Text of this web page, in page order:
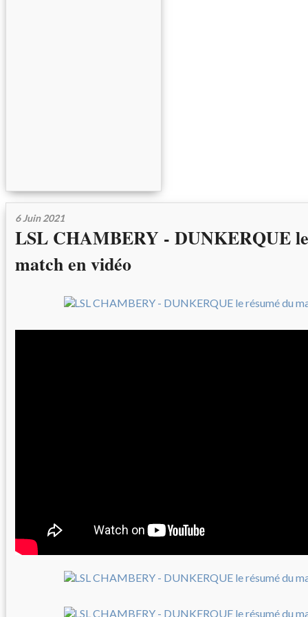
6 Juin 2021
LSL CHAMBERY - DUNKERQUE
match en vidéo